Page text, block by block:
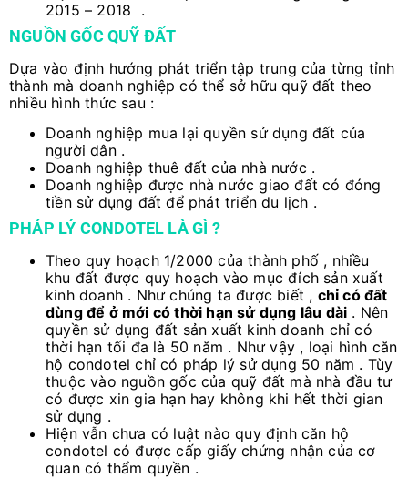
2015 – 2018 .
NGUỒN GỐC QUỸ ĐẤT
Dựa vào định hướng phát triển tập trung của từng tỉnh
thành mà doanh nghiệp có thể sở hữu quỹ đất theo
nhiều hình thức sau :
Doanh nghiệp mua lại quyền sử dụng đất của
người dân .
Doanh nghiệp thuê đất của nhà nước .
Doanh nghiệp được nhà nước giao đất có đóng
tiền sử dụng đất để phát triển du lịch .
PHÁP LÝ CONDOTEL LÀ GÌ ?
Theo quy hoạch 1/2000 của thành phố , nhiều
khu đất được quy hoạch vào mục đích sản xuất
kinh doanh . Như chúng ta được biết , chỉ có đất
dùng để ở mới có thời hạn sử dụng lâu dài . Nên
quyền sử dụng đất sản xuất kinh doanh chỉ có
thời hạn tối đa là 50 năm . Như vậy , loại hình căn
hộ condotel chỉ có pháp lý sử dụng 50 năm . Tùy
thuộc vào nguồn gốc của quỹ đất mà nhà đầu tư
có được xin gia hạn hay không khi hết thời gian
sử dụng .
Hiện vẫn chưa có luật nào quy định căn hộ
condotel có được cấp giấy chứng nhận của cơ
quan có thẩm quyền .